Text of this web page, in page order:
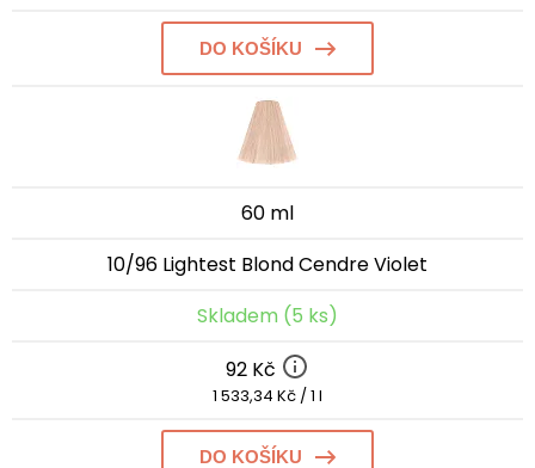
DO KOŠÍKU
60 ml
10/96 Lightest Blond Cendre Violet
Skladem (5 ks)
92 Kč
1 533,34 Kč / 1 l
DO KOŠÍKU